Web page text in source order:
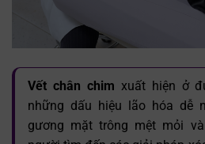
Vết chân chim xuất hiện ở
những dấu hiệu lão hóa dễ
gương mặt trông mệt mỏi